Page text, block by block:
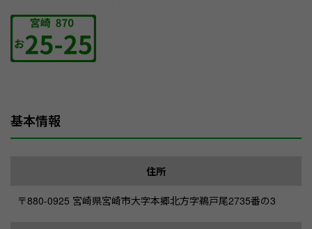
基本情報
住所
〒880-0925 宮崎県宮崎市大字本郷北方字鵜戸尾2735番の3